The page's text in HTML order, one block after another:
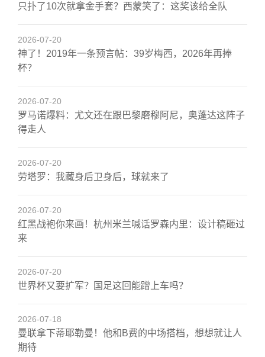
只扑了10次就拿金手套？西蒙笑了：这奖该给全队
2026-07-20
神了！2019年一条预言帖：39岁梅西，2026年再捧
杯？
2026-07-20
罗马诺爆料：尤文还在跟巴黎磨穆阿尼，奥蓬达这阵子
得走人
2026-07-20
劳塔罗：我藏身后卫身后，球就来了
2026-07-20
红黑战袍你来画！杭州米兰喊话罗森内里：设计稿砸过
来
2026-07-20
世界杯又要扩军？国足这回能蹭上车吗？
2026-07-18
曼联拿下蒂耶勒曼！他和B费的中场搭档，想想就让人
期待